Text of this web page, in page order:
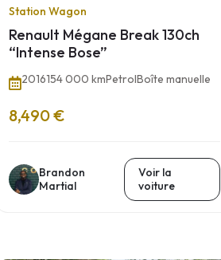
Station Wagon
Renault Mégane Break 130ch
“Intense Bose”
2016154 000 kmPetrolBoîte manuelle
8,490 €
Brandon
Martial
Voir la
voiture